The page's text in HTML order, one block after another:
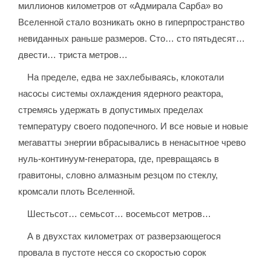
миллионов километров от «Адмирала Сарба» во
Вселенной стало возникать окно в гиперпространство
невиданных раньше размеров. Сто… сто пятьдесят…
двести… триста метров…
На пределе, едва не захлебываясь, клокотали
насосы системы охлаждения ядерного реактора,
стремясь удержать в допустимых пределах
температуру своего подопечного. И все новые и новые
мегаватты энергии вбрасывались в ненасытное чрево
нуль-континуум-генератора, где, превращаясь в
гравитоны, словно алмазным резцом по стеклу,
кромсали плоть Вселенной.
Шестьсот… семьсот… восемьсот метров…
А в двухстах километрах от разверзающегося
провала в пустоте несся со скоростью сорок